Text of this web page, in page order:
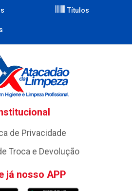
Títulos
de Privacidade
Troca e Devolução
já nosso APP